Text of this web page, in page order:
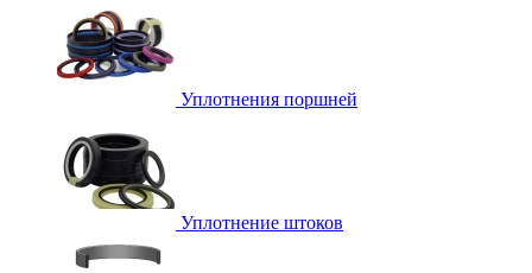
Уплотнения поршней
Уплотнение штоков